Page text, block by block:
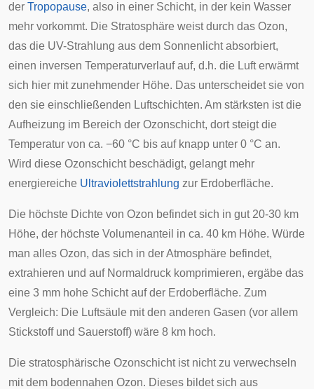
der Tropopause, also in einer Schicht, in der kein Wasser
mehr vorkommt. Die Stratosphäre weist durch das Ozon,
das die UV-Strahlung aus dem Sonnenlicht absorbiert,
einen inversen Temperaturverlauf auf, d.h. die Luft erwärmt
sich hier mit zunehmender Höhe. Das unterscheidet sie von
den sie einschließenden Luftschichten. Am stärksten ist die
Aufheizung im Bereich der Ozonschicht, dort steigt die
Temperatur von ca. −60 °C bis auf knapp unter 0 °C an.
Wird diese Ozonschicht beschädigt, gelangt mehr
energiereiche Ultraviolettstrahlung zur Erdoberfläche.
Die höchste Dichte von Ozon befindet sich in gut 20-30 km
Höhe, der höchste Volumenanteil in ca. 40 km Höhe. Würde
man alles Ozon, das sich in der Atmosphäre befindet,
extrahieren und auf Normaldruck komprimieren, ergäbe das
eine 3 mm hohe Schicht auf der Erdoberfläche. Zum
Vergleich: Die Luftsäule mit den anderen Gasen (vor allem
Stickstoff und Sauerstoff) wäre 8 km hoch.
Die stratosphärische Ozonschicht ist nicht zu verwechseln
mit dem bodennahen Ozon. Dieses bildet sich aus